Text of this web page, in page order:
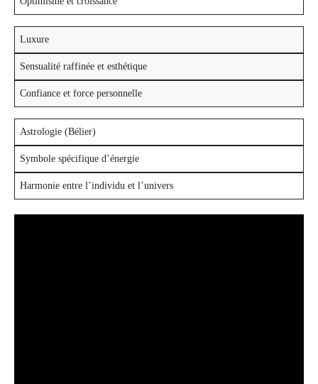
Luxure
Sensualité raffinée et esthétique
Confiance et force personnelle
Astrologie (Bélier)
Symbole spécifique d’énergie
Harmonie entre l’individu et l’univers